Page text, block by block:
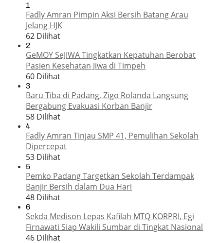
1
Fadly Amran Pimpin Aksi Bersih Batang Arau
Jelang HJK
62 Dilihat
2
GeMOY SeJIWA Tingkatkan Kepatuhan Berobat
Pasien Kesehatan Jiwa di Timpeh
60 Dilihat
3
Baru Tiba di Padang, Zigo Rolanda Langsung
Bergabung Evakuasi Korban Banjir
58 Dilihat
4
Fadly Amran Tinjau SMP 41, Pemulihan Sekolah
Dipercepat
53 Dilihat
5
Pemko Padang Targetkan Sekolah Terdampak
Banjir Bersih dalam Dua Hari
48 Dilihat
6
Sekda Medison Lepas Kafilah MTQ KORPRI, Egi
Firnawati Siap Wakili Sumbar di Tingkat Nasional
46 Dilihat